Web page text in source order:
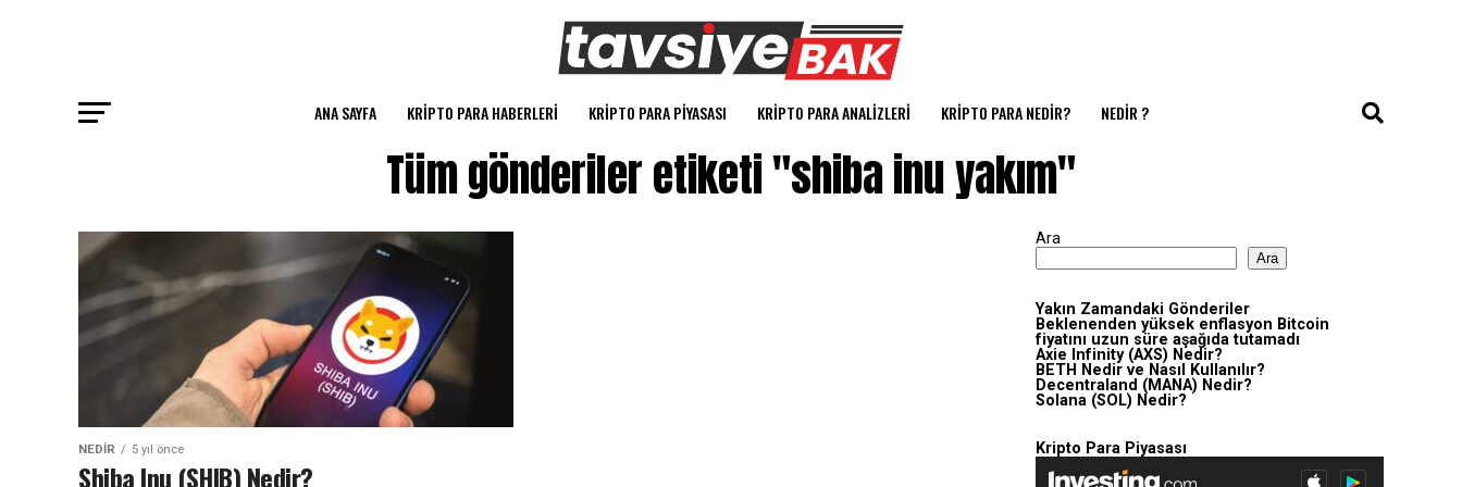
ANA SAYFA KRIPTO PARA HABERLERI KRIPTO PARA PIYASASI KRIPTO PARA ANALIZLERI KRIPTO PARA NEDIR? NEDIR ?
Tüm gönderiler etiketi "shiba inu yakım"
NEDIR 5 yıl önce
Shiba Inu (SHIB) Nedir?
Ara
Ara
Yakın Zamandaki Gönderiler
Beklenenden yüksek enflasyon Bitcoin
fiyatını uzun süre aşağıda tutamadı
Axie Infinity (AXS) Nedir?
BETH Nedir ve Nasıl Kullanılır?
Decentraland (MANA) Nedir?
Solana (SOL) Nedir?
Kripto Para Piyasası